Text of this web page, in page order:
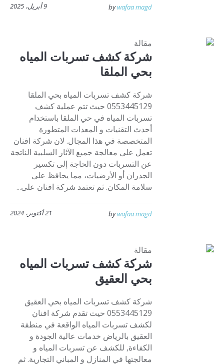
9 أبريل، 2025 bywafaa magd
مقالة
شركة كشف تسربات المياه
بحي الملقا
شركة كشف تسربات المياه بحي الملقا
0553445129 حيث تتم عملية كشف
تسربات المياه في حي الملقا باستخدام
أحدث التقنيات و المعدات المتطورة
المتخصصة في هذا المجال. لان شركة افنان
تعمل على معالجة جميع الآثار السلبية الناتجة
عن التسربات دون الحاجة إلى تكسير
الجدران أو الأرضيات، مما يحافظ على
سلامة المكان. ثم تعتمد شركة افنان على...
21 أكتوبر، 2024 bywafaa magd
مقالة
شركة كشف تسربات المياه
بحي العقيق
شركة كشف تسربات المياه بحي العقيق
0553445129 حيث تقدم شركة افنان
لكشف تسربات المياه الواقعة في منطقة
العقيق بالرياض خدمات عالية الجودة و
الكفاءة, للكشف عن تسربات المياه و
معالجتها في المنازل و المباني التجارية. ثم